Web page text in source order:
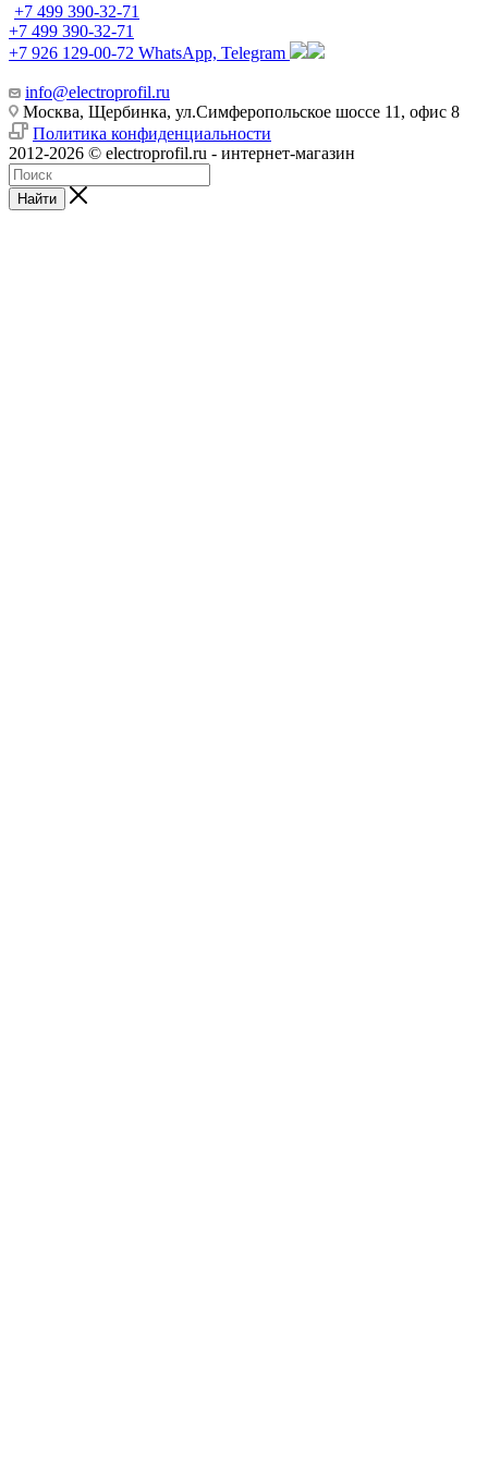
+7 499 390-32-71
+7 499 390-32-71
+7 926 129-00-72 WhatsApp, Telegram
info@electroprofil.ru
Москва, Щербинка, ул.Симферопольское шоссе 11, офис 8
Политика конфиденциальности
2012-2026 © electroprofil.ru - интернет-магазин
Найти